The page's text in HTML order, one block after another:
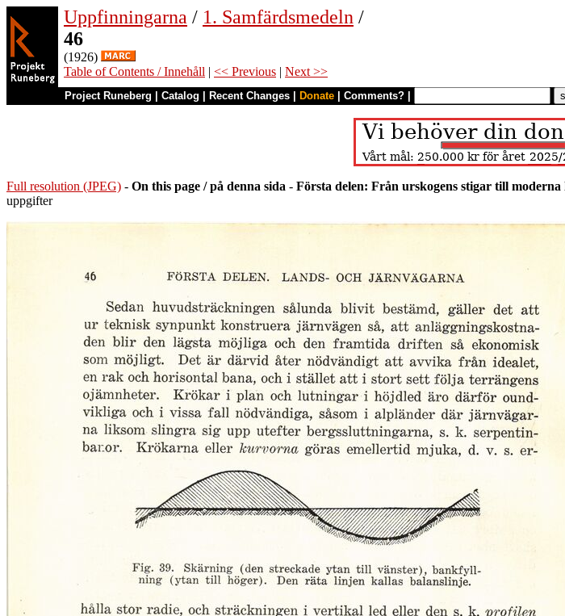
Uppfinningarna / 1. Samfärdsmedeln /
46
(1926)
Table of Contents / Innehåll | << Previous | Next >>
Project Runeberg Catalog Recent Changes Donate Comments?
Full resolution (JPEG) - On this page / på denna sida - Första delen: Från urskogens stigar till
uppgifter